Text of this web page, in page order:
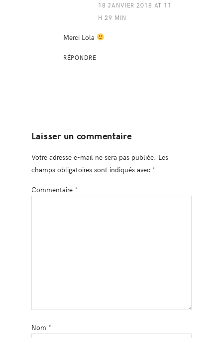
18 JANVIER 2018 AT 11
H 29 MIN
Merci Lola
RÉPONDRE
Laisser un commentaire
Votre adresse e-mail ne sera pas publiée. Les
champs obligatoires sont indiqués avec *
Commentaire *
Nom *